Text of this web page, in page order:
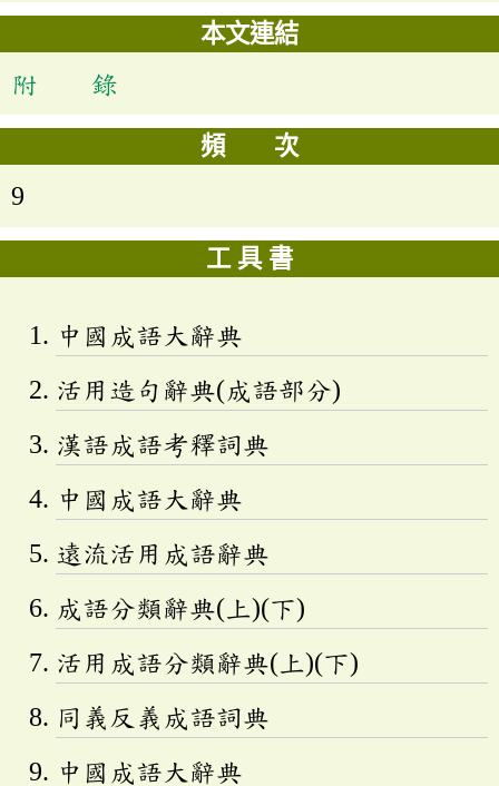
本文連結
附 錄
頻 次
9
工 具 書
中國成語大辭典
活用造句辭典(成語部分)
漢語成語考釋詞典
中國成語大辭典
遠流活用成語辭典
成語分類辭典(上)(下)
活用成語分類辭典(上)(下)
同義反義成語詞典
中國成語大辭典